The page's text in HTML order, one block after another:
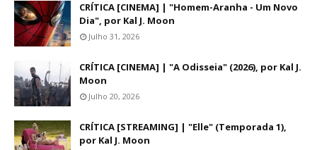
CRÍTICA [CINEMA] | "Homem-Aranha - Um Novo
Dia", por Kal J. Moon
Julho 31, 2026
CRÍTICA [CINEMA] | "A Odisseia" (2026), por Kal J.
Moon
Julho 20, 2026
CRÍTICA [STREAMING] | "Elle" (Temporada 1),
por Kal J. Moon